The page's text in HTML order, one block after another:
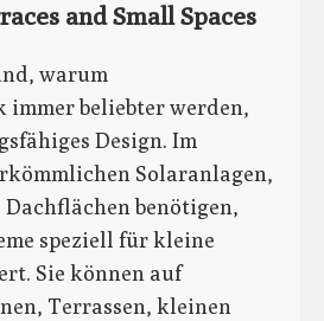
and Small Spaces
warum
beliebter werden,
Design. Im
Solaranlagen,
Dachflächen benötigen,
speziell für kleine
Sie können auf
Terrassen, kleinen